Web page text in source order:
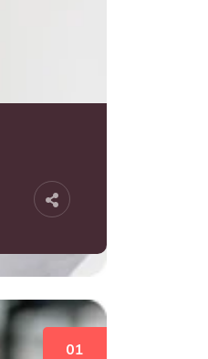
01